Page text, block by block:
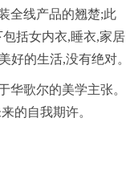
全线产品的翘楚;此
括女内衣,睡衣,家居
好的生活,没有绝对。
华歌尔的美学主张。
的自我期许。